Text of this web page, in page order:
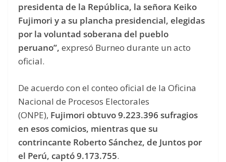
presidenta de la República, la señora Keiko
Fujimori y a su plancha presidencial, elegidas
por la voluntad soberana del pueblo
peruano”, expresó Burneo durante un acto
oficial.
De acuerdo con el conteo oficial de la Oficina
Nacional de Procesos Electorales
(ONPE), Fujimori obtuvo 9.223.396 sufragios
en esos comicios, mientras que su
contrincante Roberto Sánchez, de Juntos por
el Perú, captó 9.173.755.